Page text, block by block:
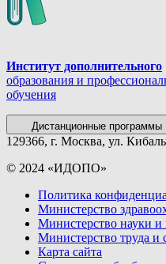
Институт дополнительного
образования и
обучения
Дистанционные программы
129366, г. Москва, ул.
© 2024 «ИДОПО»
Политика
Министерство
Министерство науки
Министерство труда
Карта сайта